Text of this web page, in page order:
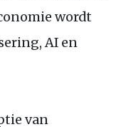
wordt
AI en
van